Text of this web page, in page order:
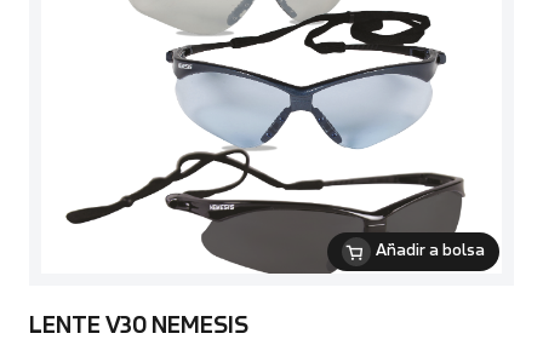
Añadir a bolsa
LENTE V30 NEMESIS